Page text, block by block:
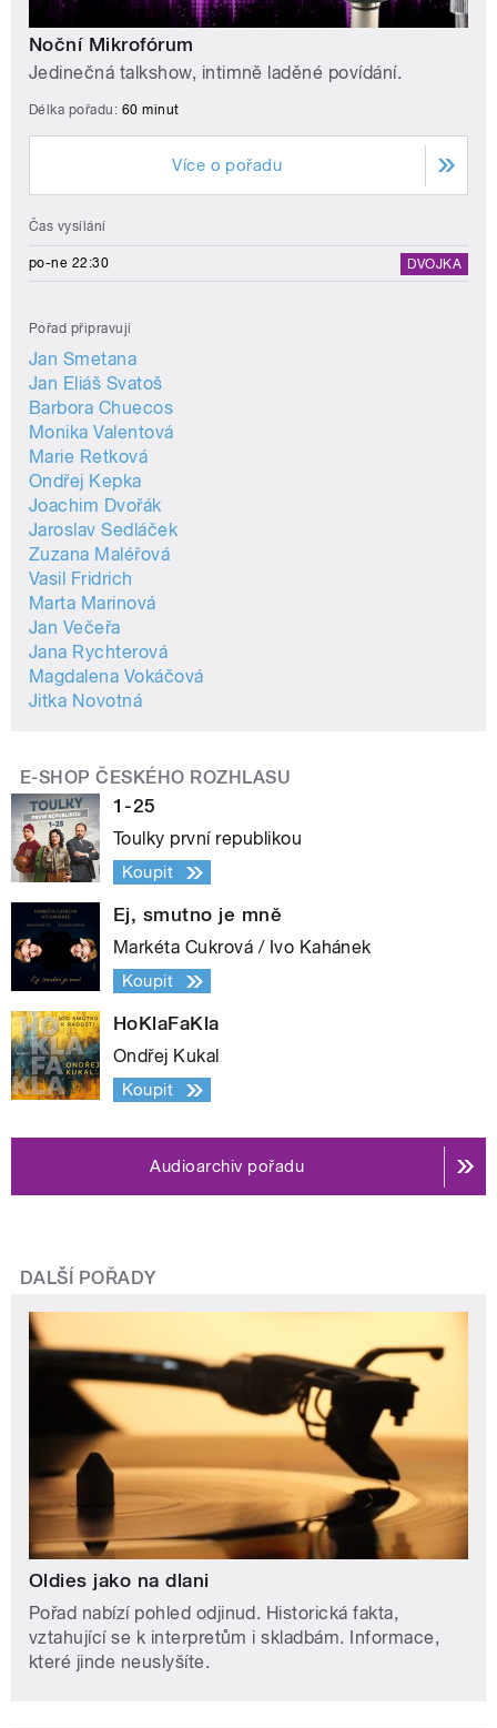
Noční Mikrofórum
Jedinečná talkshow, intimně laděné povídání.
Délka pořadu: 60 minut
Více o pořadu
Čas vysílání
po-ne 22:30 DVOJKA
Pořad připravují
Jan Smetana
Jan Eliáš Svatoš
Barbora Chuecos
Monika Valentová
Marie Retková
Ondřej Kepka
Joachim Dvořák
Jaroslav Sedláček
Zuzana Maléřová
Vasil Fridrich
Marta Marinová
Jan Večeřa
Jana Rychterová
Magdalena Vokáčová
Jitka Novotná
E-SHOP ČESKÉHO ROZHLASU
1-25
Toulky první republikou
Koupit
Ej, smutno je mně
Markéta Cukrová / Ivo Kahánek
Koupit
HoKlaFaKla
Ondřej Kukal
Koupit
Audioarchiv pořadu
DALŠÍ POŘADY
Oldies jako na dlani
Pořad nabízí pohled odjinud. Historická fakta,
vztahující se k interpretům i skladbám. Informace,
které jinde neuslyšíte.